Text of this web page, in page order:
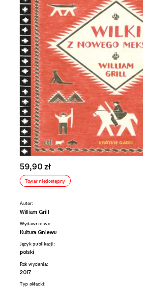
59,90 zł
Towar niedostępny
Autor:
William Grill
Wydawnictwo:
Kultura Gniewu
Język publikacji:
polski
Rok wydania:
2017
Typ okładki: